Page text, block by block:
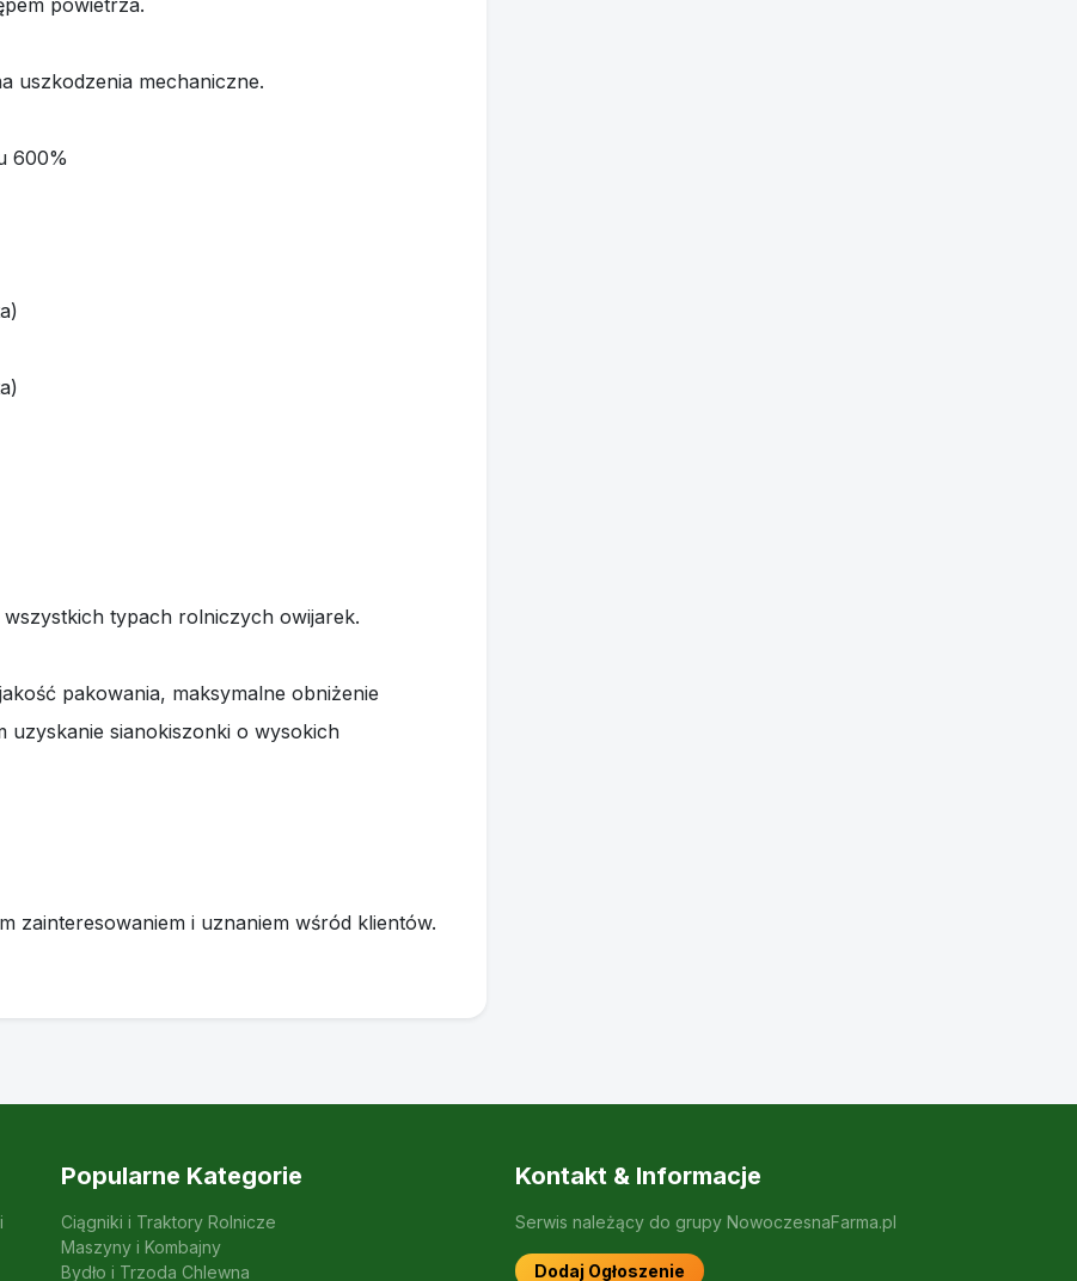
powietrza.
uszkodzenia mechaniczne.
600%
typach rolniczych owijarek.
pakowania, maksymalne obniżenie
uzyskanie sianokiszonki o wysokich
zainteresowaniem i uznaniem wśród klientów.
Popularne Kategorie
Ciągniki i Traktory Rolnicze
Maszyny i Kombajny
Bydło i Trzoda Chlewna
Kontakt & Informacje
Serwis należący do grupy NowoczesnaFarma.pl
Dodaj Ogłoszenie